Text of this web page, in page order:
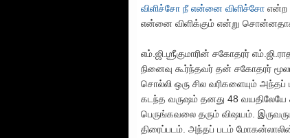
விளிச்சோ நீ என்னை விளிச்சோ என்ற
என்னை விளிக்கும் என்று
எம்.ஜி.ஶ்ரீகுமாரின் சகோதரர்
நினைவு கூர்ந்தவர் தன் சகோதரர்
சொல்லி ஒரு சில வரிகளையும் அந்தப்
கடந்த வருஷம் தனது 48 வயதிலேயே
பெருங்கவலை தரும் விஷயம்.
திரைப்படம். அந்தப் படம்